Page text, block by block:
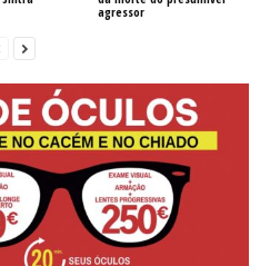
agressor